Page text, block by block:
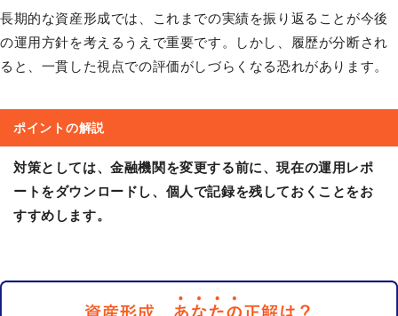
長期的な資産形成では、これまでの実績を振り返ることが今後
の運用方針を考えるうえで重要です。しかし、履歴が分断され
ると、一貫した視点での評価がしづらくなる恐れがあります。
ポイントの解説
対策としては、金融機関を変更する前に、現在の運用レポ
ートをダウンロードし、個人で記録を残しておくことをお
すすめします。